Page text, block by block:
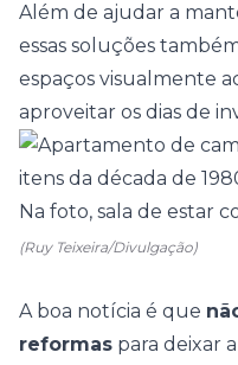
Além de ajudar a
essas soluções
espaços visualmente
aproveitar os dias de
(Ruy Teixeira/Divulgação)
A boa notícia é que
reformas para deixar